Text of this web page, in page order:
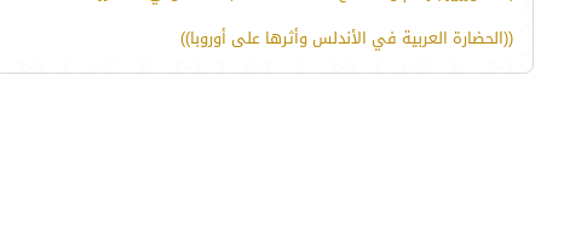
((الحضارة العربية في الأندلس وأثرها على أوروبا))